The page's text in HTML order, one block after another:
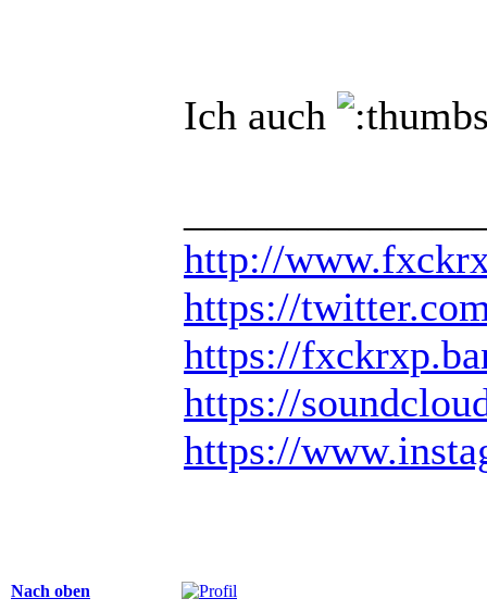
Ich auch
http://
https://
https://
https://
https://
Nach oben